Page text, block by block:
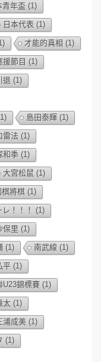
青年盃 (1)
日本代表 (1)
才能的真相 (1)
援節目 (1)
退 (1)
島田泰輝 (1)
雷法 (1)
和季 (1)
大宮松鼠 (1)
棋將棋 (1)
！！！ (1)
保里 (1)
(1) 南武線 (1)
平 (1)
U23錦標賽 (1)
太 (1)
浦成美 (1)
(1)